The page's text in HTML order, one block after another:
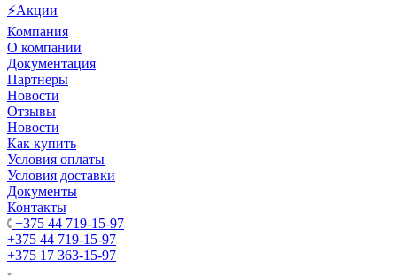
⚡Акции
Компания
О компании
Документация
Партнеры
Новости
Отзывы
Новости
Как купить
Условия оплаты
Условия доставки
Документы
Контакты
+375 44 719-15-97
+375 44 719-15-97
+375 17 363-15-97